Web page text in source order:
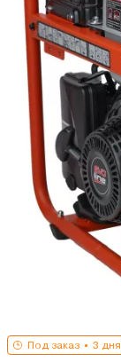
Под заказ 3 дня